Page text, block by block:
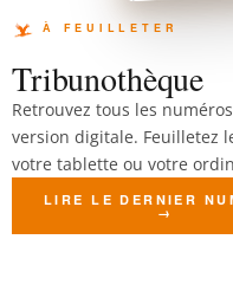
Tribunothèque
Retrouvez tous les
version digitale. Feuilletez
votre tablette ou votre
LIRE LE DERNIER